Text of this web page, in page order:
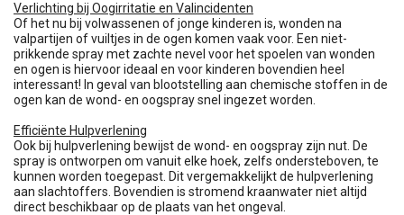
Verlichting bij Oogirritatie en Valincidenten
Of het nu bij volwassenen of jonge kinderen is, wonden na
valpartijen of vuiltjes in de ogen komen vaak voor. Een niet-
prikkende spray met zachte nevel voor het spoelen van wonden
en ogen is hiervoor ideaal en voor kinderen bovendien heel
interessant! In geval van blootstelling aan chemische stoffen in de
ogen kan de wond- en oogspray snel ingezet worden.
Efficiënte Hulpverlening
Ook bij hulpverlening bewijst de wond- en oogspray zijn nut. De
spray is ontworpen om vanuit elke hoek, zelfs ondersteboven, te
kunnen worden toegepast. Dit vergemakkelijkt de hulpverlening
aan slachtoffers. Bovendien is stromend kraanwater niet altijd
direct beschikbaar op de plaats van het ongeval.